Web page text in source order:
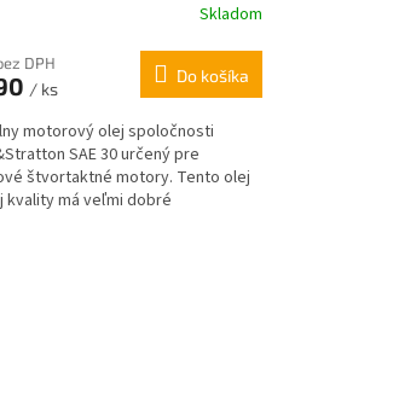
Skladom
DPH
/ ks
Do košíka
motorový olej spoločnosti
SAE 30 určený pre
štvortaktné motory. Tento olej
kvality má veľmi dobré